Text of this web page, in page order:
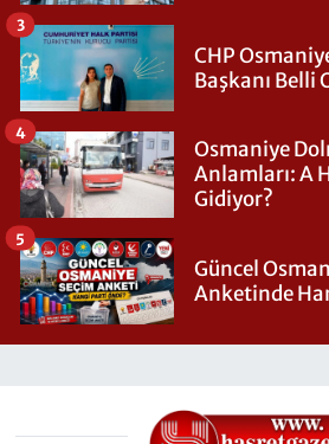
CHP
Başkanı Belli
3
Osmaniye
Anlamları: A
Gidiyor?
4
Güncel
Anketinde
5